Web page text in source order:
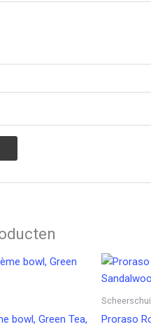
bowl, Green Tea,
Proraso